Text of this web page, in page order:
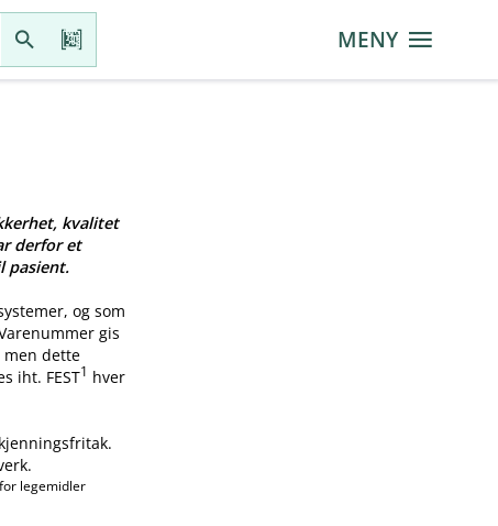
MENY
kvalitet
derfor et
pasient.
og som
gis
dette
iht. FEST1 hver
legemidler